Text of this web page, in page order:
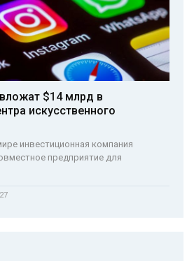
$14 млрд в
искусственного
инвестиционная компания
предприятие для